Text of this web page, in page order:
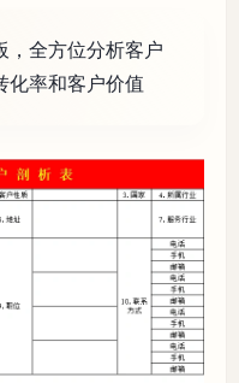
，全方位分析客户
化率和客户价值